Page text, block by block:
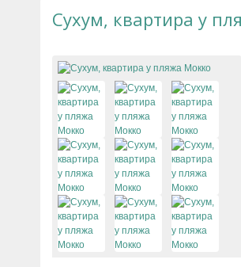
Сухум, квартира у